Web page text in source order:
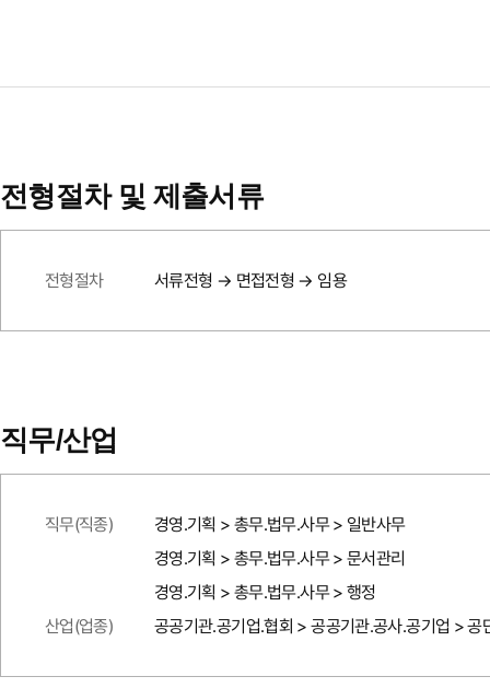
전형절차 및 제출서류
전형절차 서류전형 → 면접전형 → 임용
직무/산업
직무(직종)
경영.기획 > 총무.법무.사무 > 일반사무
경영.기획 > 총무.법무.사무 > 문서관리
경영.기획 > 총무.법무.사무 > 행정
산업(업종)
공공기관.공기업.협회 > 공공기관.공사.공기업 > 공